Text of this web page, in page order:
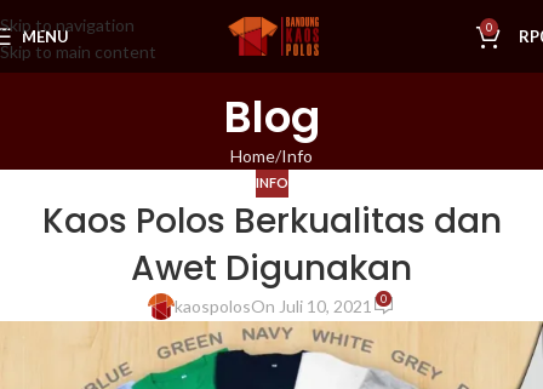
Skip to navigation
Skip to main content
MENU 0 RP
Blog
Home Info
INFO
Kaos Polos Berkualitas dan
Awet Digunakan
kaospolosOn Juli 10, 2021 0